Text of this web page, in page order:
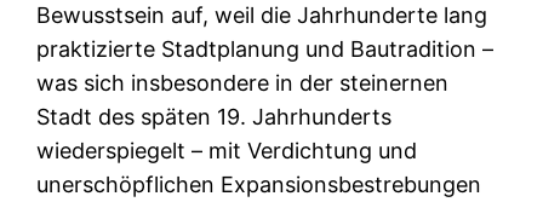
Bewusstsein auf, weil die Jahrhunderte lang
praktizierte Stadtplanung und Bautradition –
was sich insbesondere in der steinernen
Stadt des späten 19. Jahrhunderts
wiederspiegelt – mit Verdichtung und
unerschöpflichen Expansionsbestrebungen